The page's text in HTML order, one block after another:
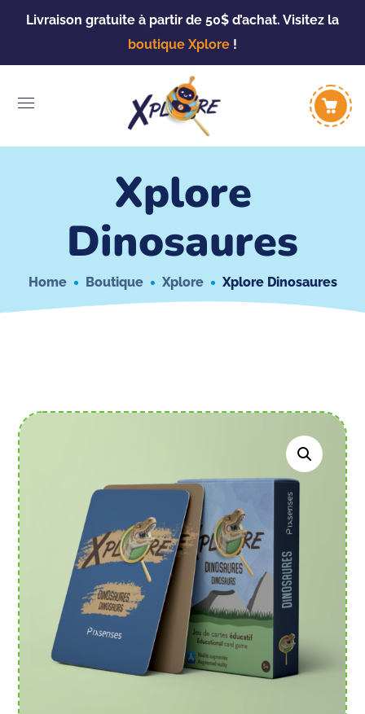
Livraison gratuite à partir de 50$ d’achat. Visitez la
boutique Xplore !
Xplore
Dinosaures
Home Boutique Xplore Xplore Dinosaures